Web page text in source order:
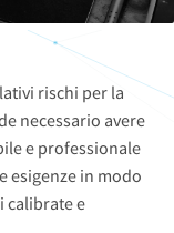
rischi per la
necessario avere
e professionale
esigenze in modo
calibrate e